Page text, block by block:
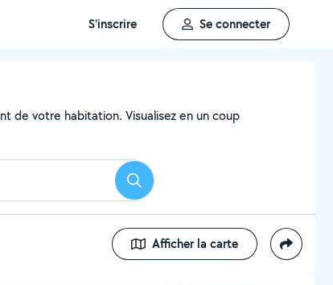
S'inscrire Se connecter
de votre habitation. Visualisez en un coup
Rechercher
Afficher la carte